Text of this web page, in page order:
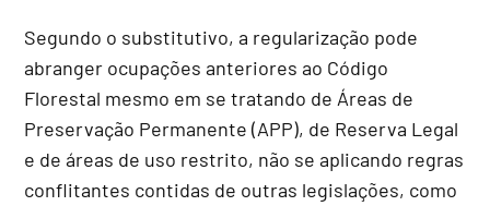
Segundo o substitutivo, a regularização pode
abranger ocupações anteriores ao Código
Florestal mesmo em se tratando de Áreas de
Preservação Permanente (APP), de Reserva Legal
e de áreas de uso restrito, não se aplicando regras
conflitantes contidas de outras legislações, como